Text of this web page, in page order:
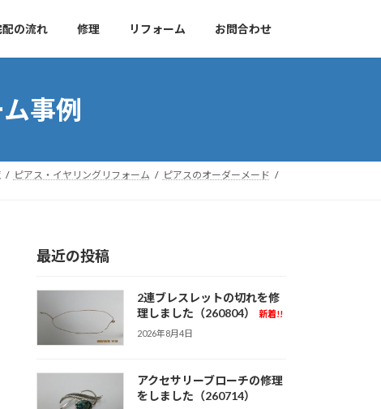
配の流れ 修理 リフォーム お問合わせ
事例
ピアス・イヤリングリフォーム
ピアスのオーダーメード
最近の投稿
2連ブレスレットの切れを修
理しました（260804）
新着!!
2026年8月4日
アクセサリーブローチの修理
をしました（260714）